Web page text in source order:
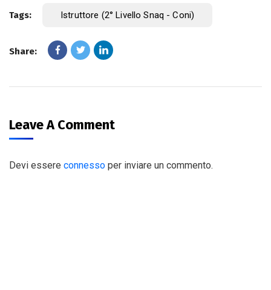
Tags: Istruttore (2° Livello Snaq - Coni)
Share:
Leave A Comment
Devi essere connesso per inviare un commento.